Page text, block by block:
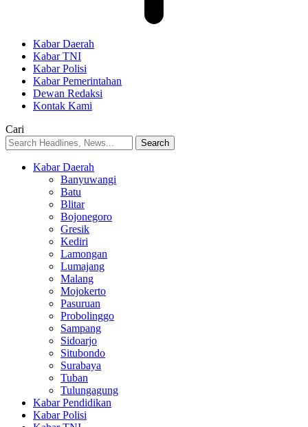
Kabar Daerah
Kabar TNI
Kabar Polisi
Kabar Pemerintahan
Dewan Redaksi
Kontak Kami
Cari
Kabar Daerah
Banyuwangi
Batu
Blitar
Bojonegoro
Gresik
Kediri
Lamongan
Lumajang
Malang
Mojokerto
Pasuruan
Probolinggo
Sampang
Sidoarjo
Situbondo
Surabaya
Tuban
Tulungagung
Kabar Pendidikan
Kabar Polisi